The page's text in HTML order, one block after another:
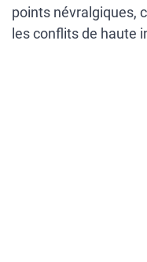
points névralgiques,
les conflits de haute